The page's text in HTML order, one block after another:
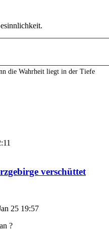
die Wahrheit liegt in der Tiefe
verschüttet
25 19:57
?